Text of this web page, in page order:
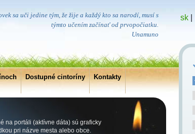
sa uči jedine tým, že žije a každý kto sa narodí, musí s
týmto učením začínať od prvopočiatku.
Unamuno
Dostupné cintoríny Kontakty
na portáli (aktívne dáta) sú graficky
pri názve mesta alebo obce.
sk|